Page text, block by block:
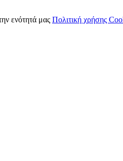
ενότητά μας Πολιτική χρήσης